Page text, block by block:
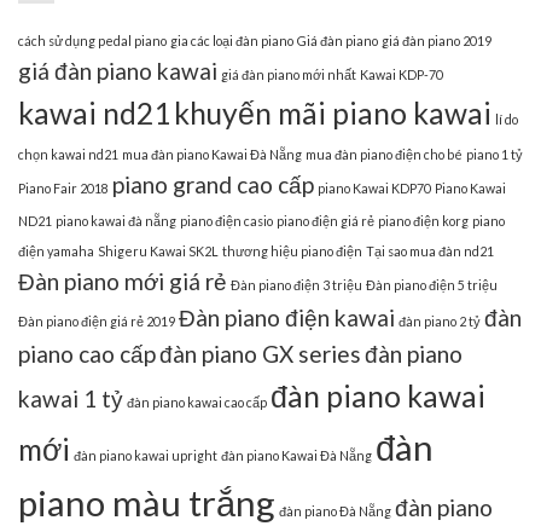
cách sử dụng pedal piano gia các loại đàn piano Giá đàn piano giá đàn piano 2019
giá đàn piano kawai giá đàn piano mới nhất Kawai KDP-70
kawai nd21 khuyến mãi piano kawai lí do
chọn kawai nd21 mua đàn piano Kawai Đà Nẵng mua đàn piano điện cho bé piano 1 tỷ
Piano Fair 2018 piano grand cao cấp piano Kawai KDP70 Piano Kawai
ND21 piano kawai đà nẵng piano điện casio piano điện giá rẻ piano điện korg piano
điện yamaha Shigeru Kawai SK2L thương hiệu piano điện Tại sao mua đàn nd21
Đàn piano mới giá rẻ Đàn piano điện 3 triệu Đàn piano điện 5 triệu
Đàn piano điện giá rẻ 2019 Đàn piano điện kawai đàn piano 2 tỷ đàn
piano cao cấpđàn piano GX seriesđàn piano
kawai 1 tỷ đàn piano kawai cao cấp đàn piano kawai
mới đàn piano kawai upright đàn piano Kawai Đà Nẵng đàn
piano màu trắng đàn piano Đà Nẵng đàn piano